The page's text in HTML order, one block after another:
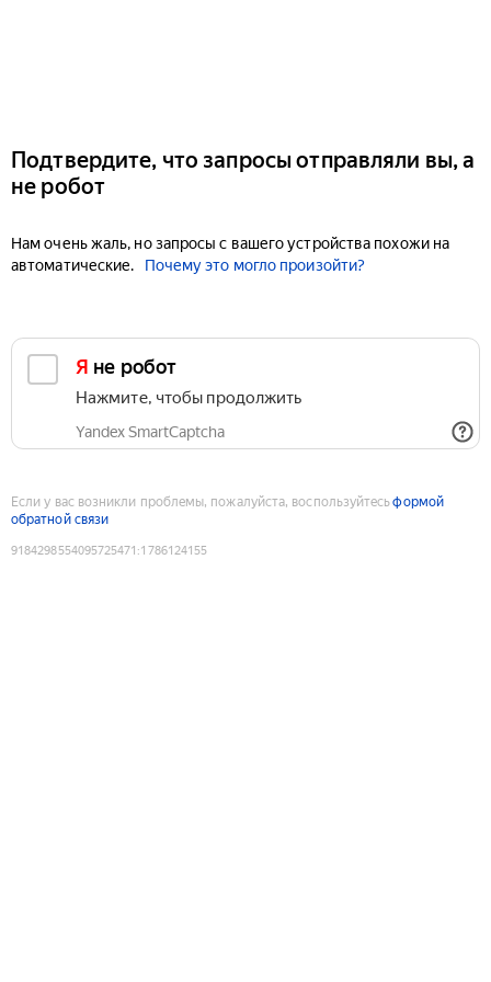
Подтвердите, что запросы отправляли вы, а
не робот
Нам очень жаль, но запросы с вашего устройства похожи на
автоматические.
Почему это могло произойти?
Я не робот
Нажмите, чтобы продолжить
Yandex SmartCaptcha
Если у вас возникли проблемы, пожалуйста, воспользуйтесьформой
обратной связи
9184298554095725471 :1786124155